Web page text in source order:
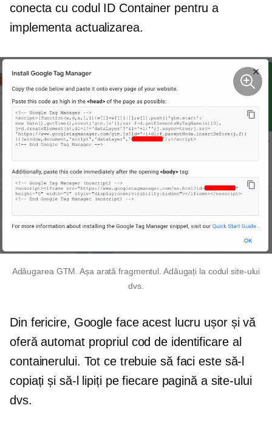
conecta cu codul ID Container pentru a
implementa actualizarea.
Adăugarea GTM. Așa arată fragmentul. Adăugați la codul site-ului
dvs.
Din fericire, Google face acest lucru ușor și vă
oferă automat propriul cod de identificare al
containerului. Tot ce trebuie să faci este să-l
copiați și să-l lipiți pe fiecare pagină a site-ului
dvs.